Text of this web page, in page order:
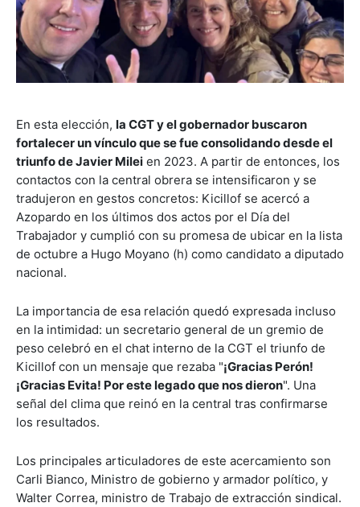
En esta elección, la CGT y el gobernador buscaron
fortalecer un vínculo que se fue consolidando desde el
triunfo de Javier Milei en 2023. A partir de entonces, los
contactos con la central obrera se intensificaron y se
tradujeron en gestos concretos: Kicillof se acercó a
Azopardo en los últimos dos actos por el Día del
Trabajador y cumplió con su promesa de ubicar en la lista
de octubre a Hugo Moyano (h) como candidato a diputado
nacional.
La importancia de esa relación quedó expresada incluso
en la intimidad: un secretario general de un gremio de
peso celebró en el chat interno de la CGT el triunfo de
Kicillof con un mensaje que rezaba "¡Gracias Perón!
¡Gracias Evita! Por este legado que nos dieron". Una
señal del clima que reinó en la central tras confirmarse
los resultados.
Los principales articuladores de este acercamiento son
Carli Bianco, Ministro de gobierno y armador político, y
Walter Correa, ministro de Trabajo de extracción sindical.